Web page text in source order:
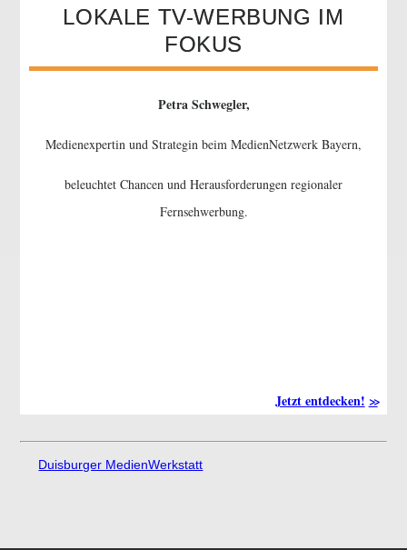
LOKALE TV-WERBUNG IM
FOKUS
Petra Schwegler,
Medienexpertin und Strategin beim MedienNetzwerk Bayern,
beleuchtet Chancen und Herausforderungen regionaler
Fernsehwerbung.
Jetzt entdecken!
Duisburger MedienWerkstatt